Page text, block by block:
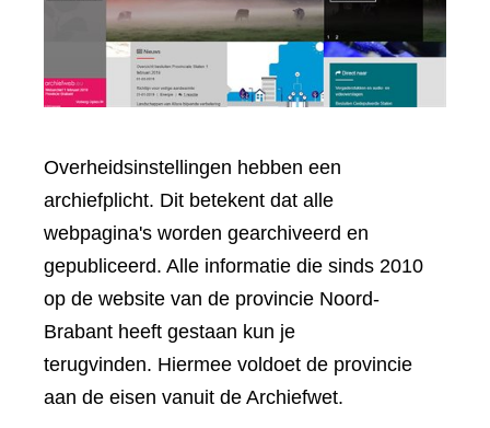
Overheidsinstellingen hebben een
archiefplicht. Dit betekent dat alle
webpagina's worden gearchiveerd en
gepubliceerd. Alle informatie die sinds 2010
op de website van de provincie Noord-
Brabant heeft gestaan kun je
terugvinden. Hiermee voldoet de provincie
aan de eisen vanuit de Archiefwet.